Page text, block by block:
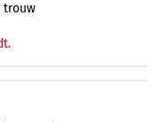
trouw